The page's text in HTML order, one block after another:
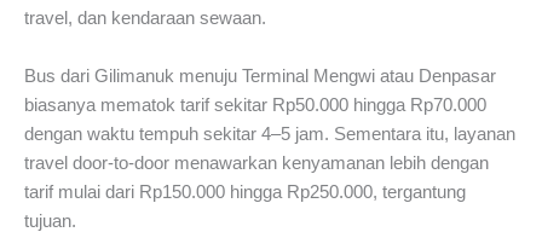
travel, dan kendaraan sewaan.
Bus dari Gilimanuk menuju Terminal Mengwi atau Denpasar
biasanya mematok tarif sekitar Rp50.000 hingga Rp70.000
dengan waktu tempuh sekitar 4–5 jam. Sementara itu, layanan
travel door-to-door menawarkan kenyamanan lebih dengan
tarif mulai dari Rp150.000 hingga Rp250.000, tergantung
tujuan.